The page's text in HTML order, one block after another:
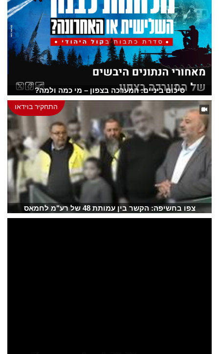
סיכום ביניים: המערכה בצפון – מי כמה ולמה?
התחקיר בוידאו
צפו בחשיפה: הקשר בין עמותת 48 של רע"מ לחמאס